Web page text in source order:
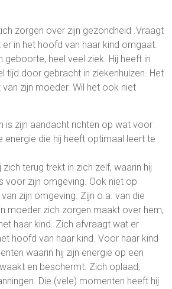
zorgen over zijn gezondheid .Vraagt
in het hoofd van haar kind omgaat.
geboorte, heel veel ziek. Hij heeft in
tijd door gebracht in ziekenhuizen. Het
van zijn moeder. Wil het ook niet
is zijn aandacht richten op wat voor
energie die hij heeft optimaal leert te
terug trekt in zich zelf, waarin hij
voor zijn omgeving. Ook niet op
zijn omgeving. Zijn o.a. van die
moeder zich zorgen maakt over hem,
haar kind. Zich afvraagt wat er
hoofd van haar kind. Voor haar kind
waarin hij zijn energie op een
en beschermt. Zich oplaad,
Die (vele) momenten heeft hij